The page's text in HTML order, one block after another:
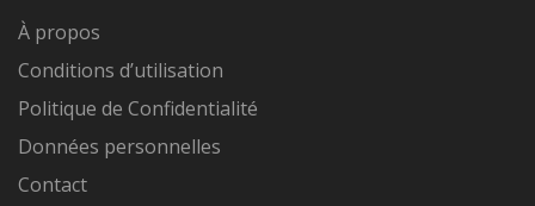
À propos
Conditions d’utilisation
Politique de Confidentialité
Données personnelles
Contact